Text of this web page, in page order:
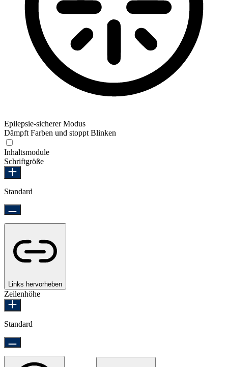
Epilepsie-sicherer Modus
Dämpft Farben und stoppt Blinken
Inhaltsmodule
Schriftgröße
Standard
Links hervorheben
Zeilenhöhe
Standard